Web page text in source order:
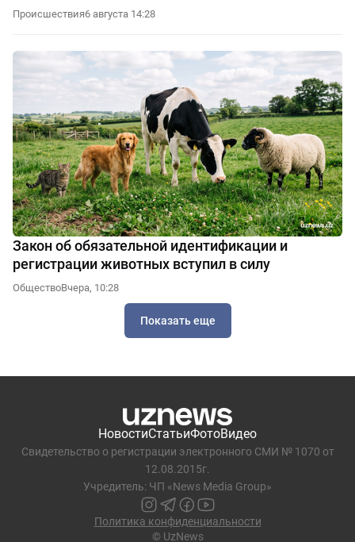
Происшествия6 августа 14:28
Закон об обязательной идентификации и
регистрации животных вступил в силу
ОбществоВчера, 10:28
Показать еще
НовостиСтатьиФотоВидео
Свидетельство о регистрации электронного СМИ № 1070 от
12.08.2015г.
Учредитель: ЧП «News Media Group»
Политика конфиденциальности
© UzNews